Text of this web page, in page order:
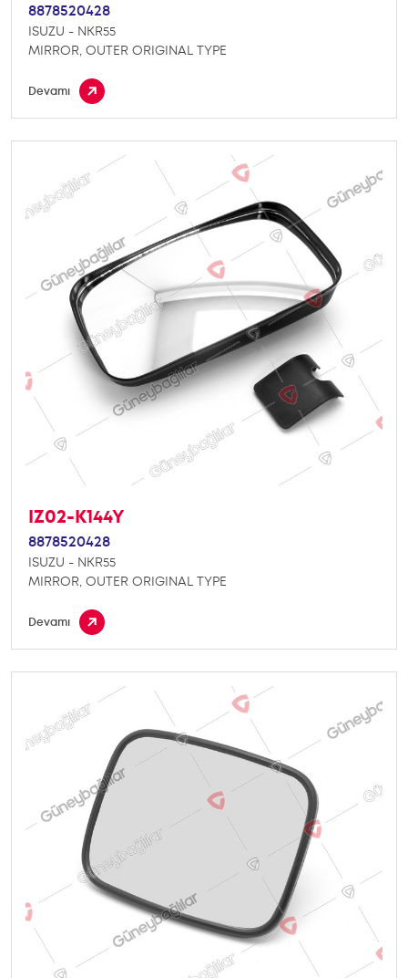
8878520428
ISUZU - NKR55
MIRROR, OUTER ORIGINAL TYPE
Devamı
IZ02-K144Y
8878520428
ISUZU - NKR55
MIRROR, OUTER ORIGINAL TYPE
Devamı